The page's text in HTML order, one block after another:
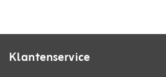
Klantenservice